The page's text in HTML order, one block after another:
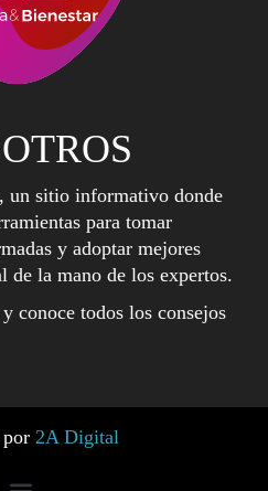
un sitio informativo donde
para tomar
y adoptar mejores
de la mano de los expertos.
conoce todos los consejos
2A Digital